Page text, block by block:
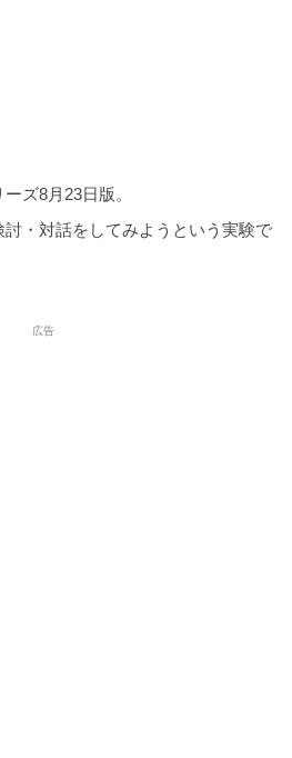
ズ8月23日版。
・対話をしてみようという実験で
広告